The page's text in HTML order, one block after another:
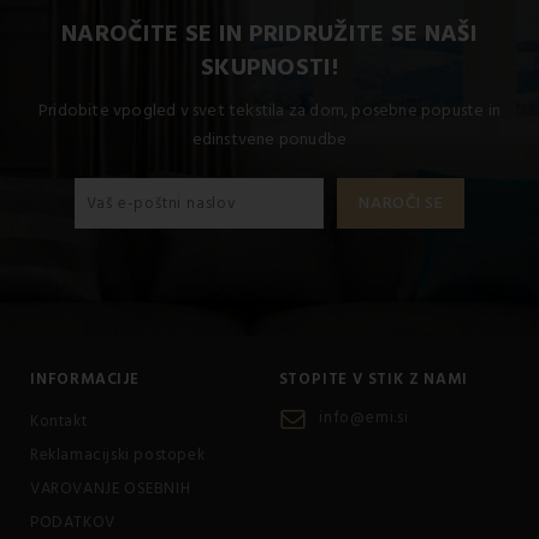
popestritev kavča, postelje ali foteljabrez velike
naložbe.Sodobni potiski v dom prinašajo igrivost,
barvitost in edinstven dizajn, ki ohranja svoj videz tudi pri
NAROČITE SE IN PRIDRUŽITE SE NAŠI
SKUPNOSTI!
Pridobite vpogled v svet tekstila za dom, posebne popuste in
edinstvene ponudbe
INFORMACIJE
Kontakt
Reklamacijski postopek
VAROVANJE OSEBNIH
PODATKOV
STOPITE V STIK Z NAMI
info@emi.si